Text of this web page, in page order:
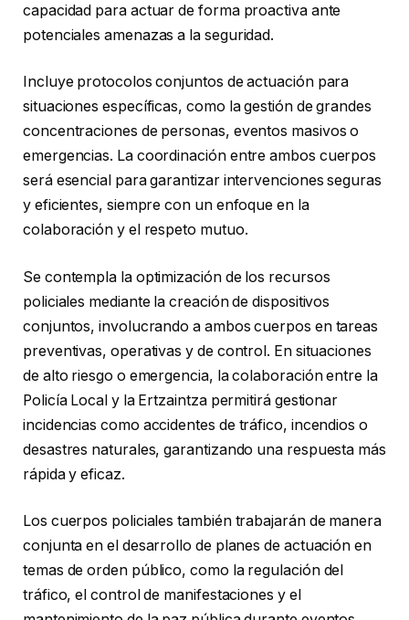
capacidad para actuar de forma proactiva ante
potenciales amenazas a la seguridad.
Incluye protocolos conjuntos de actuación para
situaciones específicas, como la gestión de grandes
concentraciones de personas, eventos masivos o
emergencias. La coordinación entre ambos cuerpos
será esencial para garantizar intervenciones seguras
y eficientes, siempre con un enfoque en la
colaboración y el respeto mutuo.
Se contempla la optimización de los recursos
policiales mediante la creación de dispositivos
conjuntos, involucrando a ambos cuerpos en tareas
preventivas, operativas y de control. En situaciones
de alto riesgo o emergencia, la colaboración entre la
Policía Local y la Ertzaintza permitirá gestionar
incidencias como accidentes de tráfico, incendios o
desastres naturales, garantizando una respuesta más
rápida y eficaz.
Los cuerpos policiales también trabajarán de manera
conjunta en el desarrollo de planes de actuación en
temas de orden público, como la regulación del
tráfico, el control de manifestaciones y el